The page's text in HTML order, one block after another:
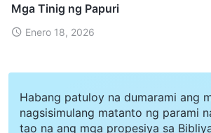
Mga Tinig ng Papuri
Enero 18, 2026
Habang patuloy na dumarami ang
nagsisimulang matanto ng parami
tao na ang mga propesiya sa